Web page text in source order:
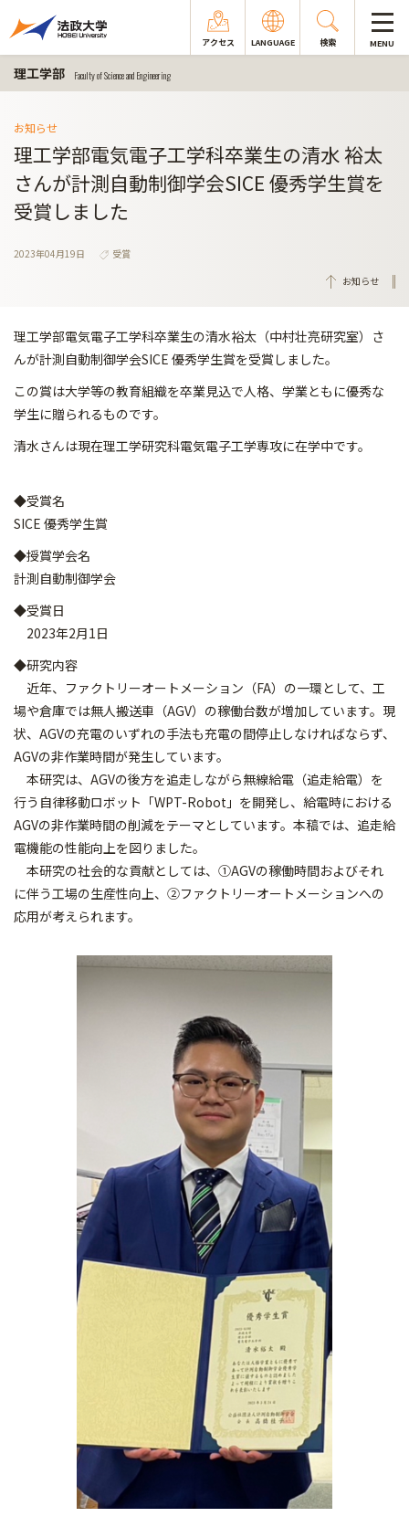
アクセス LANGUAGE 検索 MENU
理工学部 Faculty of Science and Engineering
お知らせ
理工学部電気電子工学科卒業生の清水 裕太
さんが計測自動制御学会SICE 優秀学生賞を
受賞しました
2023年04月19日
受賞
お知らせ
理工学部電気電子工学科卒業生の清水裕太（中村壮亮研究室）さ
んが計測自動制御学会SICE 優秀学生賞を受賞しました。
この賞は大学等の教育組織を卒業見込で人格、学業ともに優秀な
学生に贈られるものです。
清水さんは現在理工学研究科電気電子工学専攻に在学中です。
◆受賞名
SICE 優秀学生賞
◆授賞学会名
計測自動制御学会
◆受賞日
2023年2月1日
◆研究内容
近年、ファクトリーオートメーション（FA）の一環として、工
場や倉庫では無人搬送車（AGV）の稼働台数が増加しています。現
状、AGVの充電のいずれの手法も充電の間停止しなければならず、
AGVの非作業時間が発生しています。
本研究は、AGVの後方を追走しながら無線給電（追走給電）を
行う自律移動ロボット「WPT-Robot」を開発し、給電時における
AGVの非作業時間の削減をテーマとしています。本稿では、追走給
電機能の性能向上を図りました。
本研究の社会的な貢献としては、①AGVの稼働時間およびそれ
に伴う工場の生産性向上、②ファクトリーオートメーションへの
応用が考えられます。